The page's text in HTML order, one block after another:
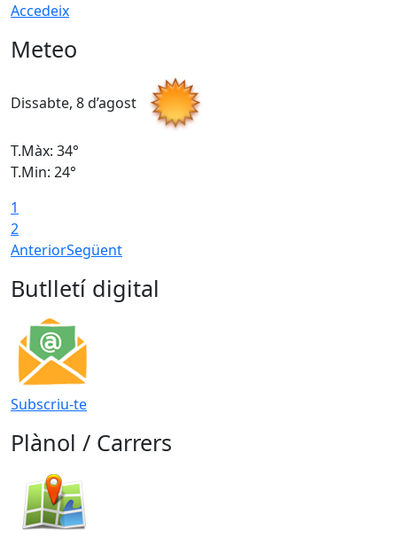
Accedeix
Meteo
Dissabte, 8 d’agost
T.Màx: 34°
T.Min: 24°
1
2
AnteriorSegüent
Butlletí digital
Subscriu-te
Plànol / Carrers